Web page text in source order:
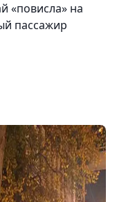
«повисла» на
пассажир